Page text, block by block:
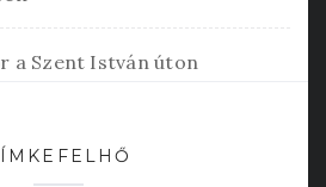
a Szent István úton